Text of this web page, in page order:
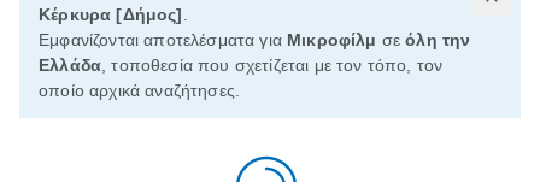
Κέρκυρα [Δήμος]
Εμφανίζονται αποτελέσματα για Μικροφίλμ σεόλη την
Ελλάδα , τοποθεσία που σχετίζεται με τον τόπο, τον
οποίο αρχικά αναζήτησες.